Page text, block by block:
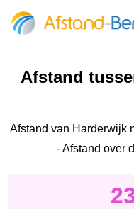
Afstand
Afstand van Harderwijk
- Afstand over